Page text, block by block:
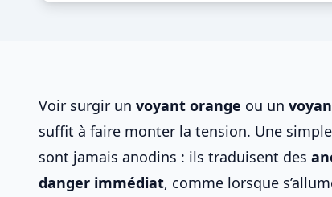
Voir surgir un voyant orange ou un
suffit à faire monter la tension. Une
sont jamais anodins : ils traduisent des
danger immédiat, comme lorsque